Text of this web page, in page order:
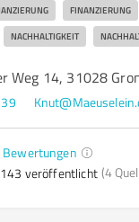
FINANZIERUNG
NACHHALTIGKEIT
Weg 14, 31028
Bewertungen
veröffentlicht (4